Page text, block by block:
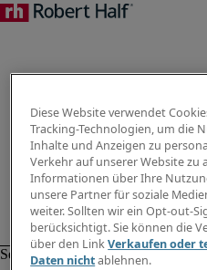
Diese Website verwendet
Tracking-Technologien, um die
Inhalte und Anzeigen zu
Verkehr auf unserer Website zu
Informationen über Ihre
unsere Partner für soziale
weiter. Sollten wir ein Opt-out-
berücksichtigt. Sie können die
über den LinkVerkaufen oder
Daten nichtablehnen.